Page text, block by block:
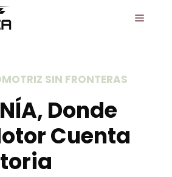
MENÚ
SIN FRONTERAS
Donde
Cuenta